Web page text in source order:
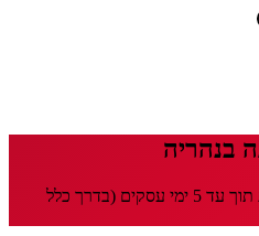
בנהריה
עד 5 ימי עסקים (בדרך כלל